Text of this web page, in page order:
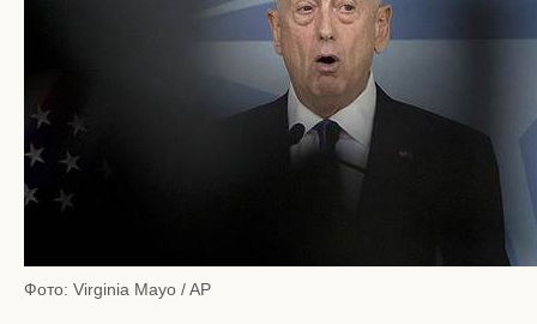
Фото: Virginia Mayo / AP